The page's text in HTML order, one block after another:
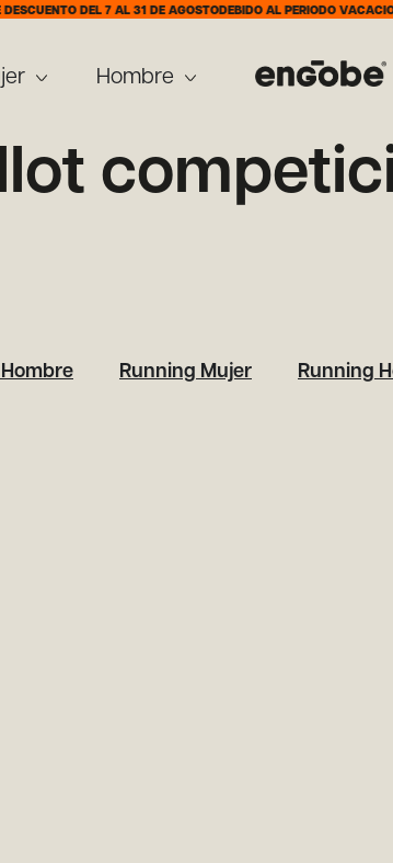
DEL 7 AL 31 DE AGOSTODEBIDO AL PERIODO
Hombre
Running Mujer Running